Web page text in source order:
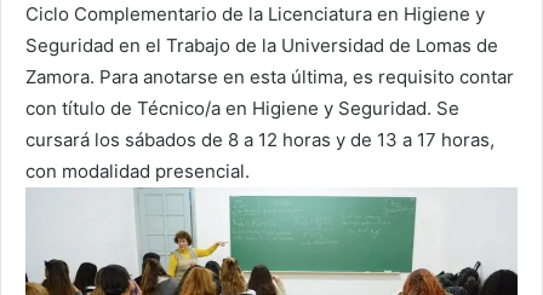
Ciclo Complementario de la Licenciatura en Higiene y
Seguridad en el Trabajo de la Universidad de Lomas de
Zamora. Para anotarse en esta última, es requisito contar
con título de Técnico/a en Higiene y Seguridad. Se
cursará los sábados de 8 a 12 horas y de 13 a 17 horas,
con modalidad presencial.